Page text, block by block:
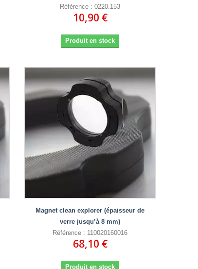
Référence : 0220.153
10,90 €
Produit en stock
Magnet clean explorer (épaisseur de
verre jusqu’à 8 mm)
Référence : 110020160016
68,10 €
Produit en stock